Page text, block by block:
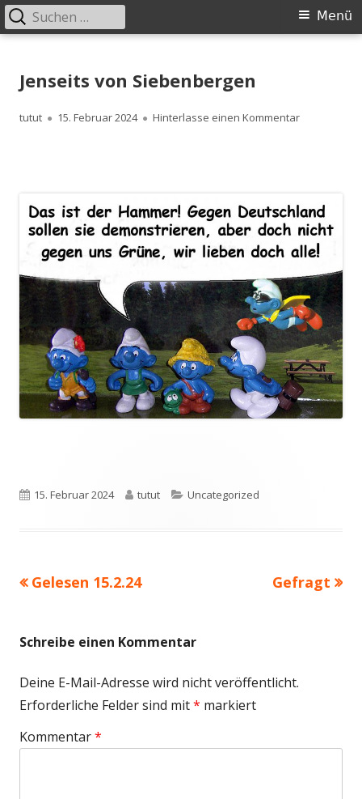
zum
Inhalt
Primäres
Menü
Suchen
nach:
Jenseits von Siebenbergen
Autor
tutut
Veröffentlicht
15. Februar 2024 Hinterlasse einen Kommentarzu Jenseits
Veröffentlicht
15. Februar 2024 Autor
tutut Kategorien
Uncategorized
Beitragsnavigation
Vorheriger
Gelesen 15.2.24
Nächster
Gefragt
Schreibe einen Kommentar
Deine E-Mail-Adresse wird nicht veröffentlicht.
Erforderliche Felder sind mit* markiert
Kommentar*